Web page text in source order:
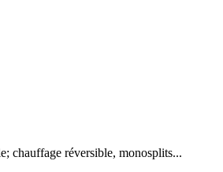
chauffage réversible, monosplits...